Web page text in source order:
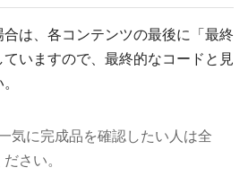
は、各コンテンツの最後に「最終
いますので、最終的なコードと見
気に完成品を確認したい人は全
さい。